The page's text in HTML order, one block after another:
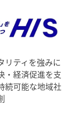
リティを強みに
・経済促進を支
続可能な地域社